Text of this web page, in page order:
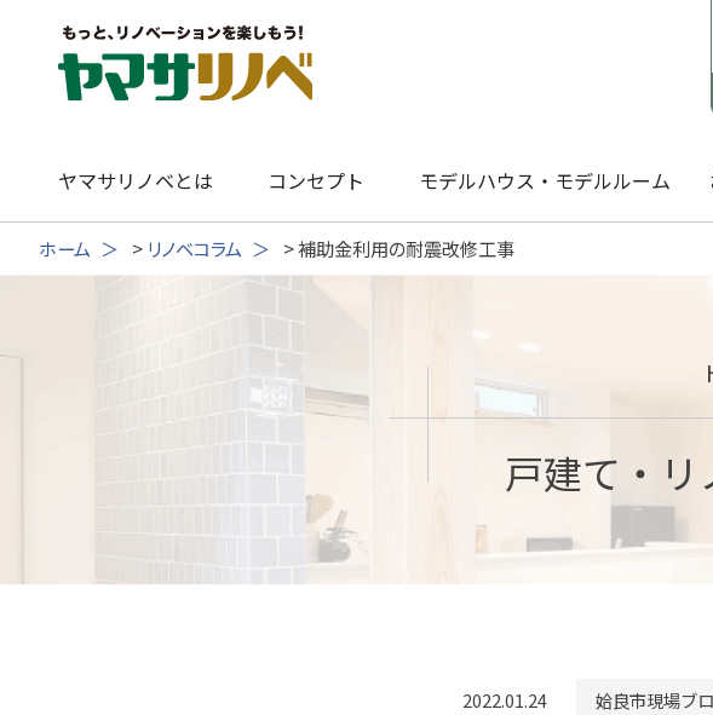
content
ヤマサリノベとは コンセプト モデルハウス・モデルルーム
ホーム > リノベコラム >補助金利用の耐震改修工事
戸建て・
2022.01.24 姶良市現場ブ